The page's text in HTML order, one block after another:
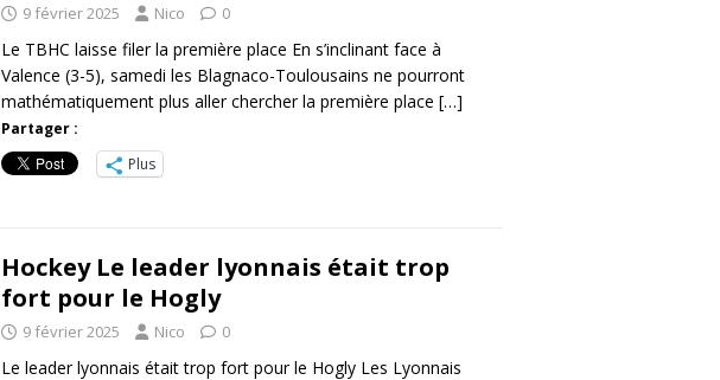
9 février 2025 Nico 0
Le TBHC laisse filer la première place En s’inclinant face à
Valence (3-5), samedi les Blagnaco-Toulousains ne pourront
mathématiquement plus aller chercher la première place […]
Partager :
Plus
Hockey Le leader lyonnais était trop
fort pour le Hogly
9 février 2025 Nico 0
Le leader lyonnais était trop fort pour le Hogly Les Lyonnais